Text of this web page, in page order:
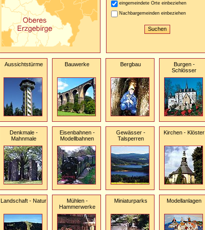
eingemeindete Orte einbeziehen
Nachbargemeinden einbeziehen
Aussichtstürme Bauwerke Bergbau
Burgen -
Schlösser
Denkmale -
Mahnmale
Eisenbahnen -
Modellbahnen
Gewässer -
Talsperren
Kirchen - Klöster
Landschaft - Natur
Mühlen -
Hammerwerke
Miniaturparks Modellanlagen